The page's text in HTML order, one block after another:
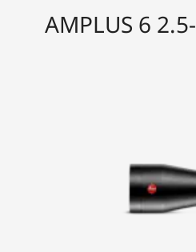
AMPLUS 6